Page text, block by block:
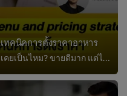
เทคนิคการตั้งราคาอาหาร
เคยเป็นไหม? ขายดีมาก แต่ไม่เหลือกำไร ซึ่งปัญหานี้ส่วนหนึ่งอาจเกิดมาจาก “การตั้งราคา” ที่ผิดพลาดตั้งแต่ต้น ทำให้ขายเท่าไร ยอดขาย...